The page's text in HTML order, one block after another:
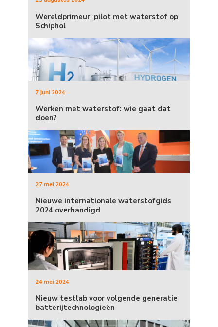
Wereldprimeur: pilot met waterstof op
Schiphol
7 juni 2024
Werken met waterstof: wie gaat dat
doen?
27 mei 2024
Nieuwe internationale waterstofgids
2024 overhandigd
24 mei 2024
Nieuw testlab voor volgende generatie
batterijtechnologieën